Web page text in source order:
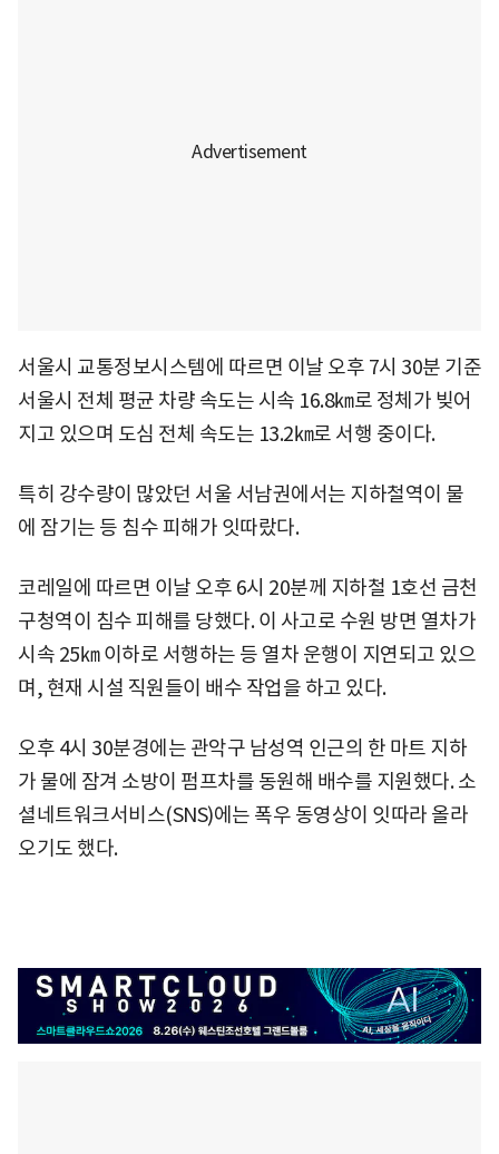
서울시 교통정보시스템에 따르면 이날 오후 7시 30분 기준
서울시 전체 평균 차량 속도는 시속 16.8㎞로 정체가 빚어
지고 있으며 도심 전체 속도는 13.2㎞로 서행 중이다.
특히 강수량이 많았던 서울 서남권에서는 지하철역이 물
에 잠기는 등 침수 피해가 잇따랐다.
코레일에 따르면 이날 오후 6시 20분께 지하철 1호선 금천
구청역이 침수 피해를 당했다. 이 사고로 수원 방면 열차가
시속 25㎞ 이하로 서행하는 등 열차 운행이 지연되고 있으
며, 현재 시설 직원들이 배수 작업을 하고 있다.
오후 4시 30분경에는 관악구 남성역 인근의 한 마트 지하
가 물에 잠겨 소방이 펌프차를 동원해 배수를 지원했다. 소
셜네트워크서비스(SNS)에는 폭우 동영상이 잇따라 올라
오기도 했다.